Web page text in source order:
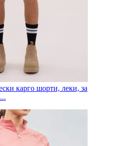
карго шорти, леки, за